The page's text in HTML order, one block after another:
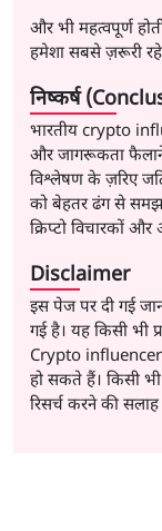
और भी महत्वपूर्ण
हमेशा सबसे ज़रूरी
निष्कर्ष
भारतीय crypto
और जागरूकता
विश्लेषण के ज़रिए
को बेहतर ढंग से
क्रिप्टो विचारकों
Disclaimer
इस पेज पर दी गई
गई है। यह किसी भी
Crypto influencers
हो सकते हैं। किसी
रिसर्च करने की सलाह